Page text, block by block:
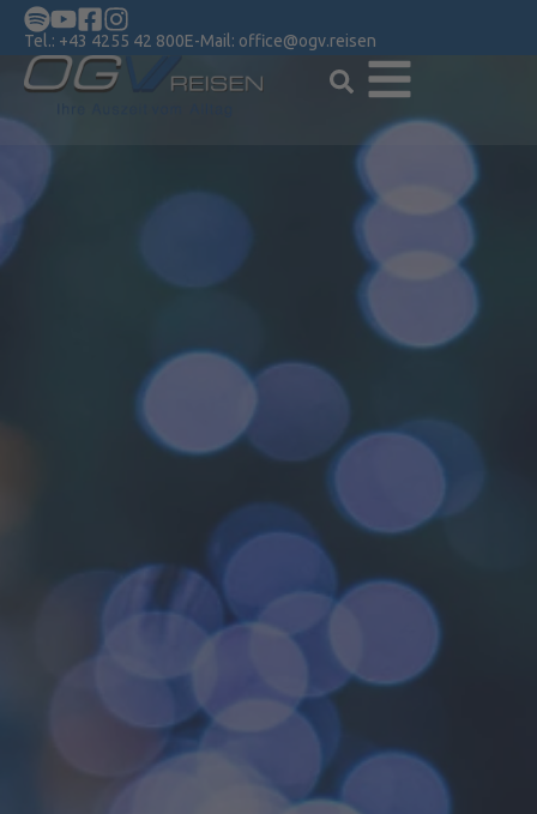
Tel.: +43 4255 42 800E-Mail: office@ogv.reisen